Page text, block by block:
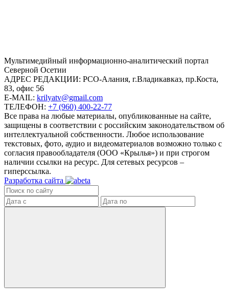
Mультимедийный информационно-аналитический портал
Северной Осетии
АДРЕС РЕДАКЦИИ: РСО-Алания, г.Владикавказ, пр.Коста,
83, офис 56
E-MAIL: krilyatv@gmail.com
ТЕЛЕФОН: +7 (960) 400-22-77
Все права на любые материалы, опубликованные на сайте,
защищены в соответствии с российским законодательством об
интеллектуальной собственности. Любое использование
текстовых, фото, аудио и видеоматериалов возможно только с
согласия правообладателя (ООО «Крылья») и при строгом
наличии ссылки на ресурс. Для сетевых ресурсов –
гиперссылка.
Разработка сайта